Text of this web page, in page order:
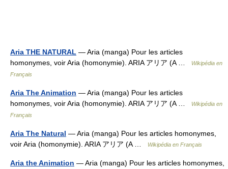
Aria THE NATURAL — Aria (manga) Pour les articles
homonymes, voir Aria (homonymie). ARIA アリア (A …
Wikipédia en
Français
Aria The Animation — Aria (manga) Pour les articles
homonymes, voir Aria (homonymie). ARIA アリア (A …
Wikipédia en
Français
Aria The Natural — Aria (manga) Pour les articles homonymes,
voir Aria (homonymie). ARIA アリア (A …
Wikipédia en Français
Aria the Animation — Aria (manga) Pour les articles homonymes,